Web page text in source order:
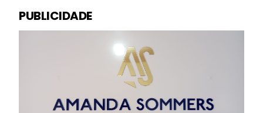
PUBLICIDADE